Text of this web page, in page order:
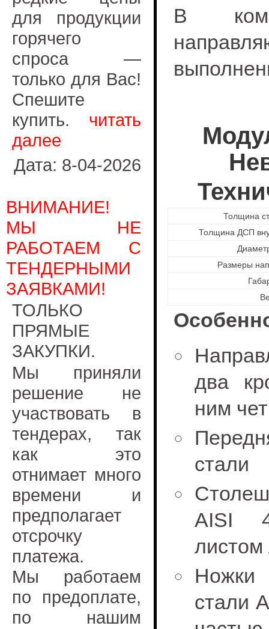
для продукции
горячего
спроса —
только для Вас!
Спешите
купить. читать
далее
Дата: 8-04-2026
ВНИМАНИЕ!
МЫ НЕ
РАБОТАЕМ С
ТЕНДЕРНЫМИ
ЗАЯВКАМИ!
ТОЛЬКО
ПРЯМЫЕ
ЗАКУПКИ.
Мы приняли
решение не
участвовать в
тендерах, так
как это
отнимает много
времени и
предполагает
отсрочку
платежа.
Мы работаем
по предоплате,
по нашим
В
Толщина
Толщина ДСП
Размеры
два
ним
стали
AISI
стали